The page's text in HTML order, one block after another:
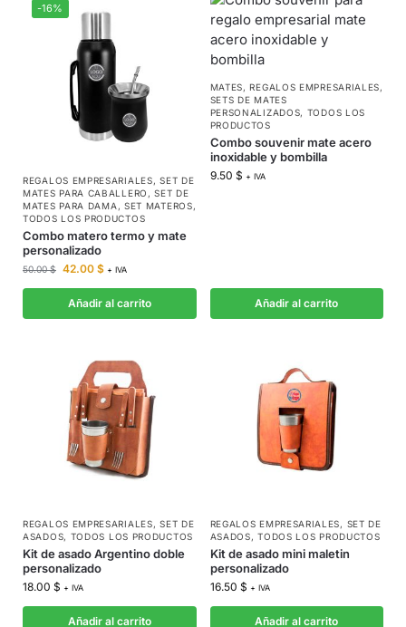
-16%
REGALOS EMPRESARIALES,SET DE
MATES PARA CABALLERO ,SET DE
MATES PARA DAMA , SET MATEROS,
TODOS LOS PRODUCTOS
Combo matero termo y mate
personalizado
50.00$ 42.00 $ + IVA
Añadir al carrito
MATES,REGALOS EMPRESARIALES,
SETS DE MATES
PERSONALIZADOS, TODOS LOS
PRODUCTOS
Combo souvenir mate acero
inoxidable y bombilla
9.50 $ + IVA
Añadir al carrito
REGALOS EMPRESARIALES,SET DE
ASADOS, TODOS LOS PRODUCTOS
Kit de asado Argentino doble
personalizado
18.00 $ + IVA
Añadir al carrito
REGALOS EMPRESARIALES, SET DE
ASADOS,TODOS LOS PRODUCTOS
Kit de asado mini maletin
personalizado
16.50 $ + IVA
Añadir al carrito